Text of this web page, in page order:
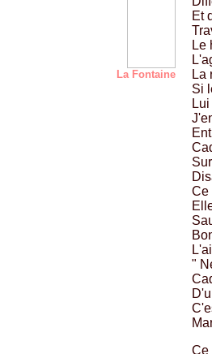
La Fontaine
Et
Le
La
Si
Ce
"
Ce